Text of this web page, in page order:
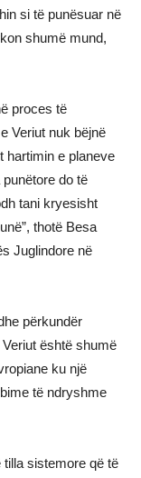
si të punësuar në
shumë mund,
proces të
Veriut nuk bëjnë
hartimin e planeve
do të
tani kryesisht
thotë Besa
Juglindore në
përkundër
është shumë
ku një
të ndryshme
tilla sistemore që të